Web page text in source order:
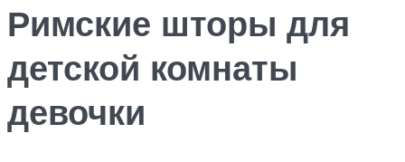
Римские шторы для
детской комнаты
девочки